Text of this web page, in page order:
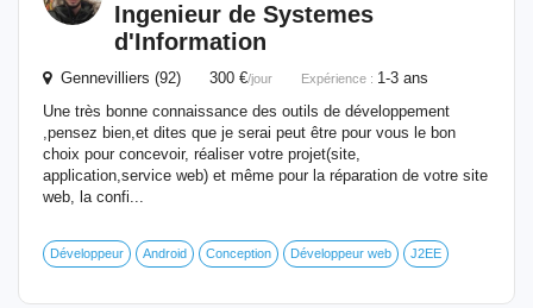
Ingenieur de Systemes
d'Information
Gennevilliers (92) 300 €/jour Expérience : 1-3 ans
Une très bonne connaissance des outils de développement
,pensez bien,et dites que je serai peut être pour vous le bon
choix pour concevoir, réaliser votre projet(site,
application,service web) et même pour la réparation de votre site
web, la confi...
Développeur Android Conception Développeur web J2EE